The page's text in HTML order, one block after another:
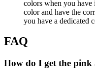
colors when you have
color and have the
you have a dedicated
FAQ
How do I get the pink